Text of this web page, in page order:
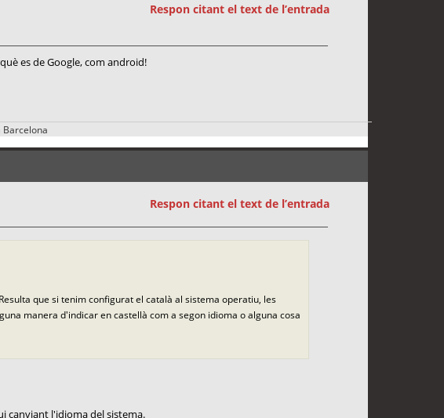
Respon citant el text de l’entrada
es de Google, com android!
Barcelona
Respon citant el text de l’entrada
que si tenim configurat el català al sistema operatiu, les
manera d'indicar en castellà com a segon idioma o alguna cosa
canviant l'idioma del sistema.